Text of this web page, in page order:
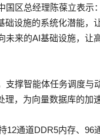
区总经理陈葆立表示
础设施的系统化潜能，
未来的AI基础设施，让
支撑智能体任务调度
，为向量数据库的加
12通道DDR5内存、96